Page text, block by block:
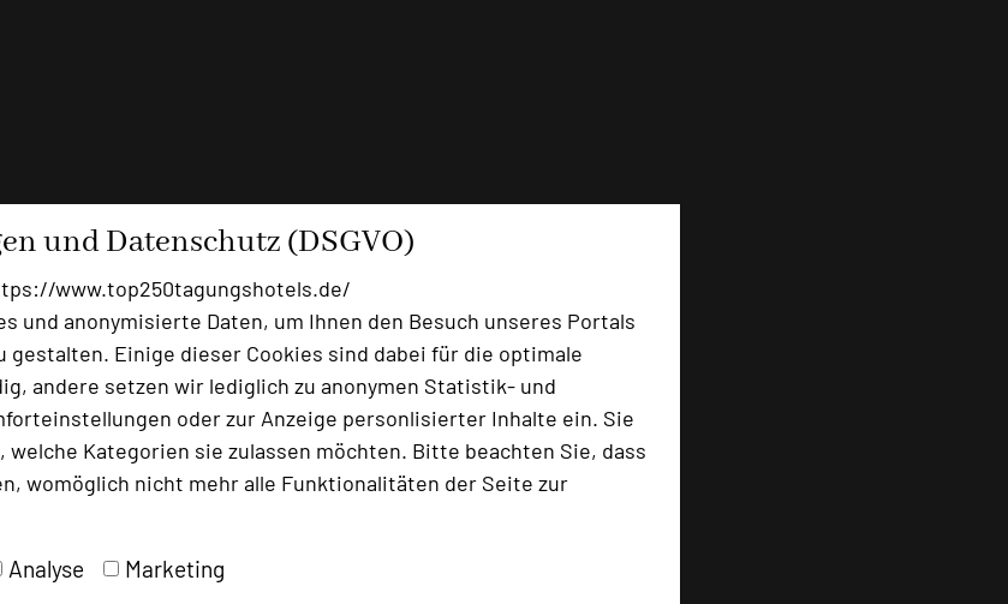
und Datenschutz (DSGVO)
www.top250tagungshotels.de/
und anonymisierte Daten, um Ihnen den Besuch unseres Portals
gestalten. Einige dieser Cookies sind dabei für die optimale
andere setzen wir lediglich zu anonymen Statistik- und
oder zur Anzeige personlisierter Inhalte ein. Sie
Kategorien sie zulassen möchten. Bitte beachten Sie, dass
womöglich nicht mehr alle Funktionalitäten der Seite zur
Analyse Marketing